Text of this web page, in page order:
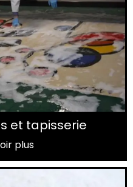
et tapisserie
plus